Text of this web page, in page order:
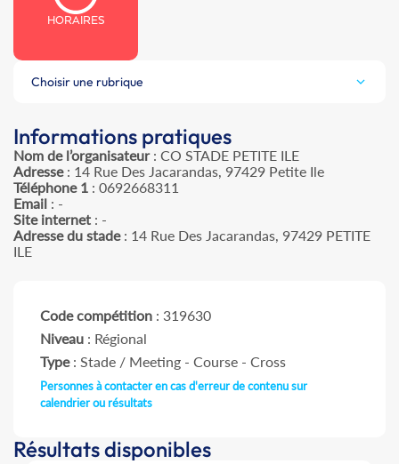
HORAIRES
Choisir une rubrique
Informations pratiques
Nom de l’organisateur: CO STADE PETITE ILE
Adresse: 14 Rue Des Jacarandas, 97429 Petite Ile
Téléphone 1 : 0692668311
Email : -
Site internet : -
Adresse du stade: 14 Rue Des Jacarandas, 97429 PETITE
ILE
Code compétition : 319630
Niveau : Régional
Type: Stade / Meeting - Course - Cross
Personnes à contacter en cas d'erreur de contenu sur
calendrier ou résultats
Résultats disponibles